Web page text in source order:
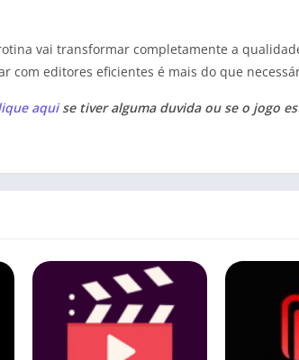
vai transformar completamente a
com editores eficientes é mais do que
aquise tiver alguma duvida ou se o jogo